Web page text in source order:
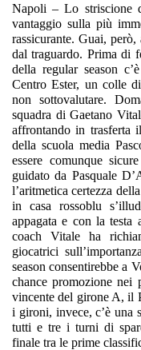
Napoli – Lo striscione
vantaggio sulla più
rassicurante. Guai,
dal traguardo. Prima di
della regular season
Centro Ester, un colle
non sottovalutare.
squadra di Gaetano
affrontando in trasferta
della scuola media
essere comunque
guidato da Pasquale
l’aritmetica certezza
in casa rossoblu
appagata e con la testa
coach Vitale ha
giocatrici
season consentirebbe a
chance promozione
vincente del girone A, il
i gironi, invece, c’è una
tutti e tre i turni di
finale tra le prime